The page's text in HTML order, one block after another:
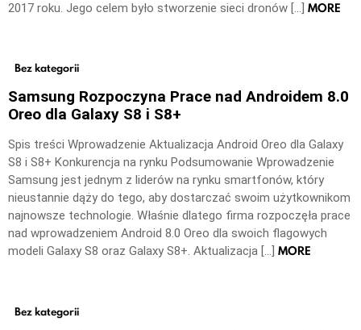
2017 roku. Jego celem było stworzenie sieci dronów […] MORE
Bez kategorii
Samsung Rozpoczyna Prace nad Androidem 8.0
Oreo dla Galaxy S8 i S8+
Spis treści Wprowadzenie Aktualizacja Android Oreo dla Galaxy
S8 i S8+ Konkurencja na rynku Podsumowanie Wprowadzenie
Samsung jest jednym z liderów na rynku smartfonów, który
nieustannie dąży do tego, aby dostarczać swoim użytkownikom
najnowsze technologie. Właśnie dlatego firma rozpoczęła prace
nad wprowadzeniem Android 8.0 Oreo dla swoich flagowych
modeli Galaxy S8 oraz Galaxy S8+. Aktualizacja […] MORE
Bez kategorii